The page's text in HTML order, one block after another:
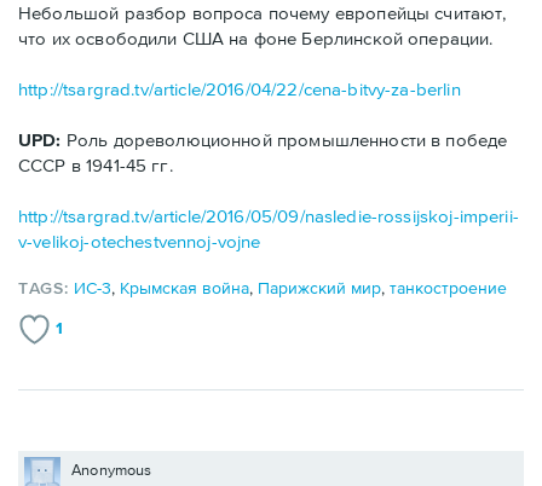
Небольшой разбор вопроса почему европейцы считают,
что их освободили США на фоне Берлинской операции.
http://tsargrad.tv/article/2016/04/22/cena-bitvy-za-berlin
UPD: Роль дореволюционной промышленности в победе
СССР в 1941-45 гг.
http://tsargrad.tv/article/2016/05/09/nasledie-rossijskoj-imperii-
v-velikoj-otechestvennoj-vojne
TAGS: ИС-3, Крымская война, Парижский мир,танкостроение
1
Anonymous